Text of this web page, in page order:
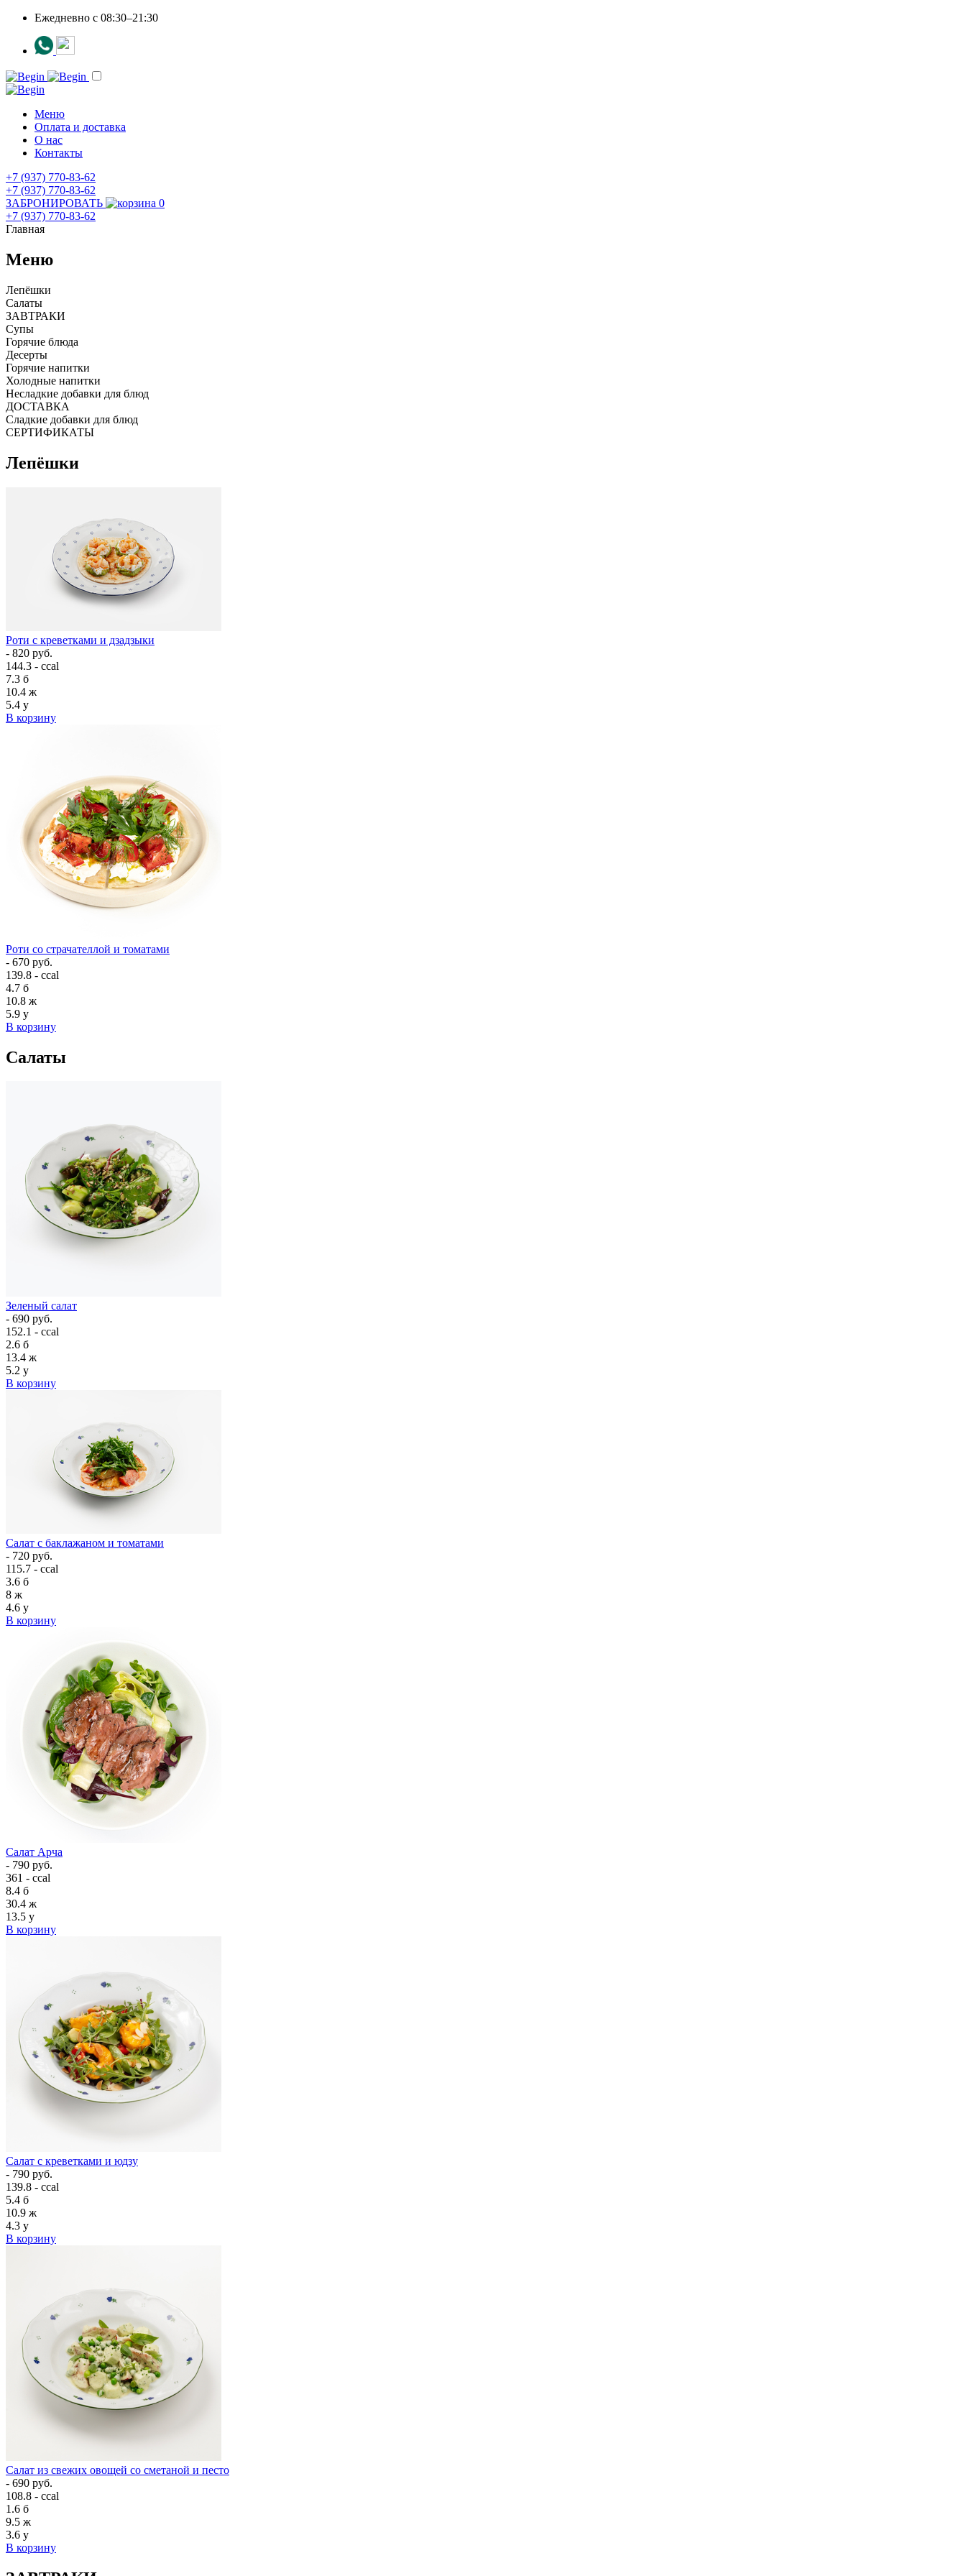
Ежедневно c 08:30–21:30
Меню
Оплата и доставка
О нас
Контакты
+7 (937) 770-83-62
+7 (937) 770-83-62
ЗАБРОНИРОВАТЬ
0
+7 (937) 770-83-62
Главная
Меню
Лепёшки
Салаты
ЗАВТРАКИ
Супы
Горячие блюда
Десерты
Горячие напитки
Холодные напитки
Несладкие добавки для блюд
ДОСТАВКА
Сладкие добавки для блюд
СЕРТИФИКАТЫ
Лепёшки
Роти с креветками и дзадзыки
- 820 руб.
144.3 - ccal
7.3 б
10.4 ж
5.4 у
В корзину
Роти со страчателлой и томатами
- 670 руб.
139.8 - ccal
4.7 б
10.8 ж
5.9 у
В корзину
Салаты
Зеленый салат
- 690 руб.
152.1 - ccal
2.6 б
13.4 ж
5.2 у
В корзину
Салат с баклажаном и томатами
- 720 руб.
115.7 - ccal
3.6 б
8 ж
4.6 у
В корзину
Салат Арча
- 790 руб.
361 - ccal
8.4 б
30.4 ж
13.5 у
В корзину
Салат с креветками и юдзу
- 790 руб.
139.8 - ccal
5.4 б
10.9 ж
4.3 у
В корзину
Салат из свежих овощей со сметаной и песто
- 690 руб.
108.8 - ccal
1.6 б
9.5 ж
3.6 у
В корзину